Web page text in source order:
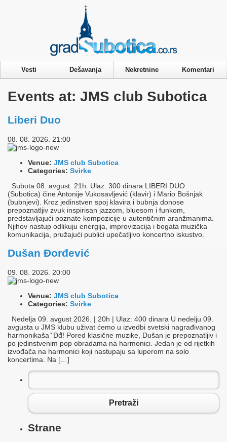
Vesti Dešavanja Nekretnine Komentari
Events at: JMS club Subotica
Liberi Duo
08. 08. 2026. 21:00
Venue: JMS club Subotica
Categories: Svirke
Subota 08. avgust. 21h. Ulaz: 300 dinara LIBERI DUO
(Subotica) čine Antonije Vukosavljević (klavir) i Mario Bošnjak
(bubnjevi). Kroz jedinstven spoj klavira i bubnja donose
prepoznatljiv zvuk inspirisan jazzom, bluesom i funkom,
predstavljajući poznate kompozicije u autentičnim aranžmanima.
Njihov nastup odlikuju energija, improvizacija i bogata muzička
komunikacija, pružajući publici upečatljivo koncertno iskustvo.
Dušan Đorđević
09. 08. 2026. 20:00
Venue: JMS club Subotica
Categories: Svirke
Nedelja 09. avgust 2026. | 20h | Ulaz: 400 dinara U nedelju 09.
avgusta u JMS klubu uživat ćemo u izvedbi svetski nagrađivanog
harmonikaša ̌ Đđ́! Pored klasične muzike, Dušan je prepoznatljiv i
po jedinstvenim pop obradama na harmonici. Jedan je od rijetkih
izvođača na harmonici koji nastupaju sa luperom na solo
koncertima. Na […]
Pretraga
za:
Pretraži
Strane
Privacy & Cookies Policy